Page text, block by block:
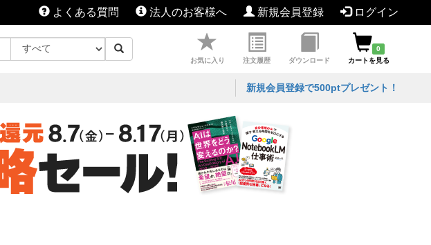
よくある質問 法人のお客様へ 新規会員登録 ログイン
お気に入り 注文履歴 ダウンロード
0
カートを見る
新規会員登録で500ptプレゼント！